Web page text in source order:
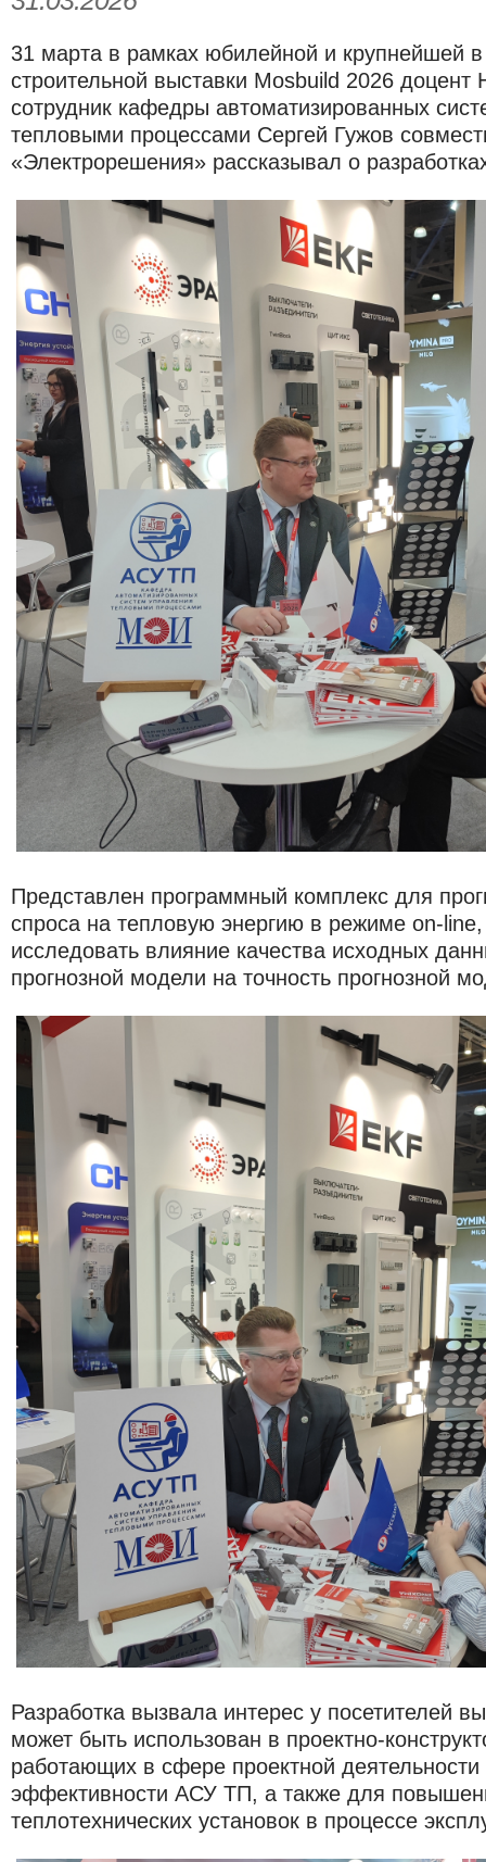
31 марта в рамках юбилейной и крупнейшей
строительной выставки Mosbuild 2026
сотрудник кафедры автоматизированных
тепловыми процессами Сергей Гужов
«Электрорешения»​ рассказывал о
Представлен программный комплекс для
спроса на тепловую энергию в режиме on-
исследовать влияние качества исходных
прогнозной модели на точность прогнозной
Разработка вызвала интерес у посетителей
может быть использован в проектно-
работающих в сфере проектной
эффективности АСУ ТП, а также для
теплотехнических установок в процессе